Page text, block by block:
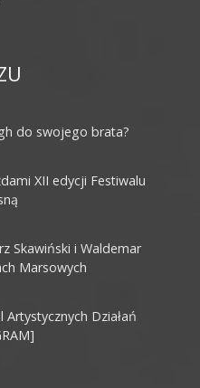
do swojego brata?
XII edycji Festiwalu
Skawiński i Waldemar
Marsowych
Działań